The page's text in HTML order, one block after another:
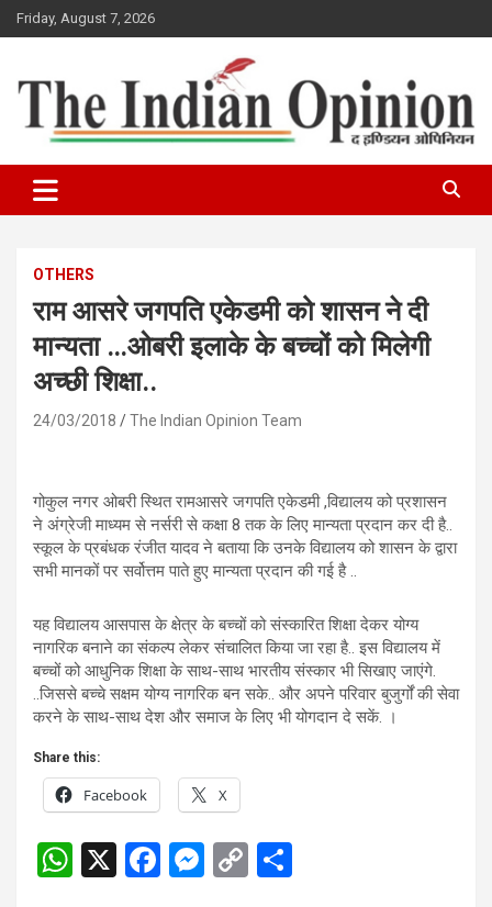
Skip
to
Friday, August 7, 2026
Indian Opinion News
OTHERS
राम आसरे जगपति एकेडमी को शासन ने दी
मान्यता …ओबरी इलाके के बच्चों को मिलेगी
अच्छी शिक्षा..
24/03/2018 The Indian Opinion Team
गोकुल नगर ओबरी स्थित रामआसरे जगपति एकेडमी ,विद्यालय को प्रशासन
ने अंग्रेजी माध्यम से नर्सरी से कक्षा 8 तक के लिए मान्यता प्रदान कर दी है..
स्कूल के प्रबंधक रंजीत यादव ने बताया कि उनके विद्यालय को शासन के द्वारा
सभी मानकों पर सर्वोत्तम पाते हुए मान्यता प्रदान की गई है ..
यह विद्यालय आसपास के क्षेत्र के बच्चों को संस्कारित शिक्षा देकर योग्य
नागरिक बनाने का संकल्प लेकर संचालित किया जा रहा है.. इस विद्यालय में
बच्चों को आधुनिक शिक्षा के साथ-साथ भारतीय संस्कार भी सिखाए जाएंगे.
..जिससे बच्चे सक्षम योग्य नागरिक बन सके.. और अपने परिवार बुजुर्गों की सेवा
करने के साथ-साथ देश और समाज के लिए भी योगदान दे सकें. ।
Share this:
Facebook X
W X
F
M C